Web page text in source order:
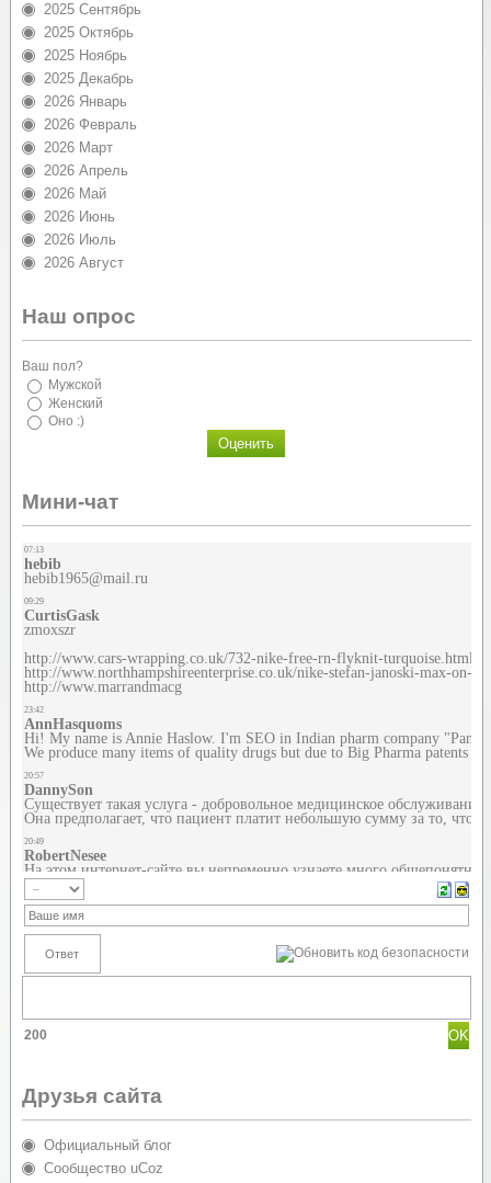
2025 Сентябрь
2025 Октябрь
2025 Ноябрь
2025 Декабрь
2026 Январь
2026 Февраль
2026 Март
2026 Апрель
2026 Май
2026 Июнь
2026 Июль
2026 Август
Наш опрос
Ваш пол?
Мужской
Женский
Оно :)
Мини-чат
200
Друзья сайта
Официальный блог
Сообщество uCoz